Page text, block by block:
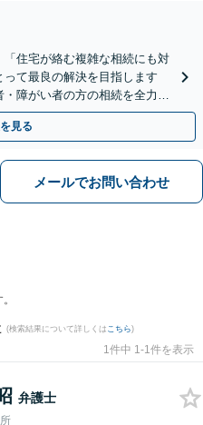
「住宅が絡む複雑な相続にも対
て最良の解決を目指します
・障がい者の方の相続を全力サ
バリアフリー対応】
見る
メールでお問い合わせ
(検索結果について詳しくは こちら)
1件中 1-1件を表示
弁護士